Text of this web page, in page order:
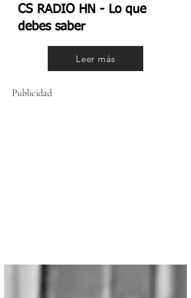
CS RADIO HN - Lo que
debes saber
Leer más
Publicidad